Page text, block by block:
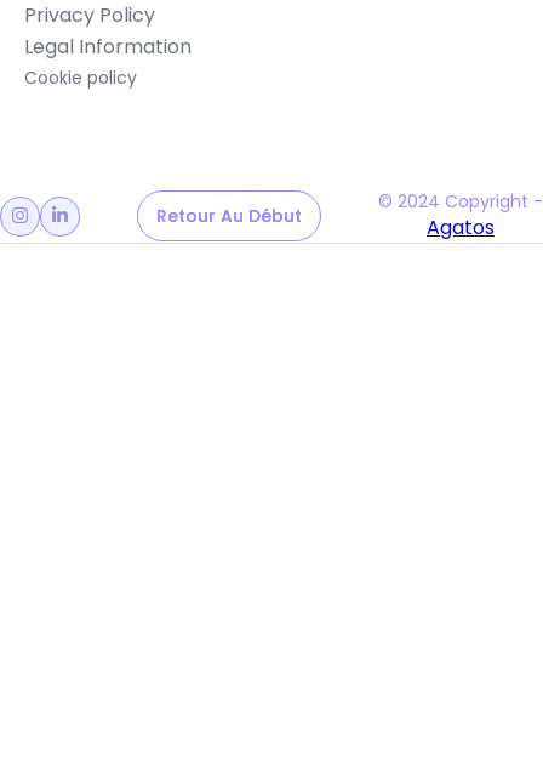
Privacy Policy
Legal Information
Cookie policy
© 2024 Copyright -
Agatos
  Retour Au Début
Retour Au Début